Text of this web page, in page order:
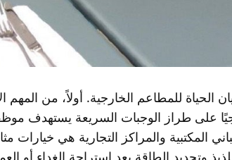
الحياة للمطاعم الخارجية. أولاً، من
على طراز الوجبات السريعة يستهدف
المكتبية والمراكز التجارية هي
وتجديد الطاقة بعد استراحة الغداء أو